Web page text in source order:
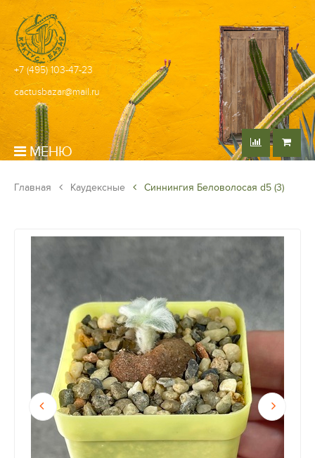
+7 (495) 103-47-23
cactusbazar@mail.ru
МЕНЮ
Главная Каудексные Синнингия Беловолосая d5 (3)